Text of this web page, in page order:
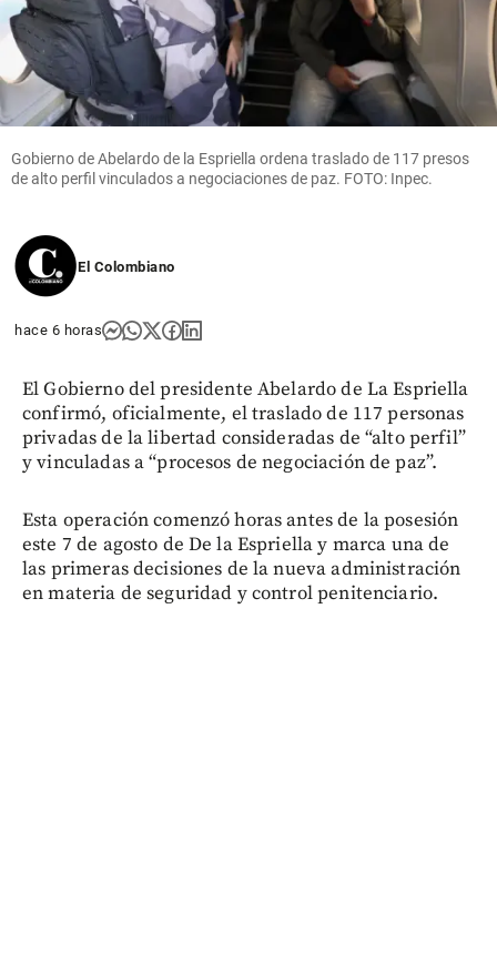
Gobierno de Abelardo de la Espriella ordena traslado de 117 presos
de alto perfil vinculados a negociaciones de paz. FOTO: Inpec.
El Colombiano
hace 6 horas
El Gobierno del presidente Abelardo de La Espriella
confirmó, oficialmente, el traslado de 117 personas
privadas de la libertad consideradas de “alto perfil”
y vinculadas a “procesos de negociación de paz”.
Esta operación comenzó horas antes de la posesión
este 7 de agosto de De la Espriella y marca una de
las primeras decisiones de la nueva administración
en materia de seguridad y control penitenciario.